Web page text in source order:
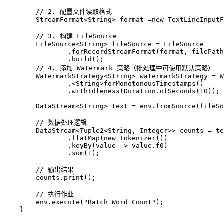
        // 2. 配置文件读取格式
        StreamFormat
<String> format =new
        // 3. 构建 FileSource
        FileSource
<String> fileSource = FileSource
                .
forRecordStreamFormat (format,
                .
build ();
        // 4. 添加 Watermark 策略（批处理中可使用默认策略）
        WatermarkStrategy
<String> watermarkStrategy =
                .
<String>forMonotonousTimestamps ()
                .
withIdleness ( Duration . ofSeconds ( 10 ));
        DataStream
<String> text = env . fromSource
        // 数据处理逻辑
        DataStream
<Tuple2<String , Integer>> counts =
                .
flatMap ( new Tokenizer())
                .
keyBy(value -> value . f0 )
                .
sum( 1 );
        // 输出结果
        counts
. print ();
        // 执行作业
        env
. execute ( "Batch Word Count" );
    }